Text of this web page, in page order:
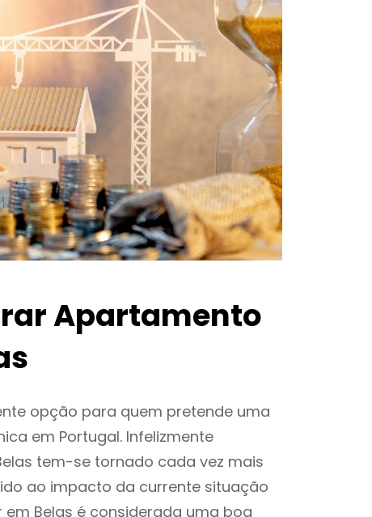
Apartamento
opção para quem pretende uma
em Portugal. Infelizmente
tem-se tornado cada vez mais
ao impacto da currente situação
Belas é considerada uma boa